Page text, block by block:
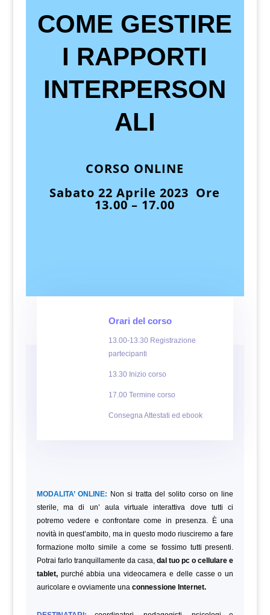
COME GESTIRE
I RAPPORTI
INTERPERSON
ALI
CORSO ONLINE
Sabato 22 Aprile 2023 Ore
13.00 – 17.00
Orari del corso
13.00-13.30 Registrazione
partecipanti
13.30 Inizio corso
17.00 Termine corso
Consegna Attestati ed ebook
MODALITA’ ONLINE: Non si tratta del solito corso on line
sterile, ma di un’ aula virtuale interattiva dove tutti ci
potremo vedere e confrontare come in presenza. È una
novità in quest’ambito, ma in questo modo riusciremo a fare
formazione molto simile a come se fossimo tutti presenti.
Potrai farlo tranquillamente da casa, dal tuo pc o cellulare e
tablet,purché abbia una videocamera e delle casse o un
auricolare e ovviamente una connessione Internet.